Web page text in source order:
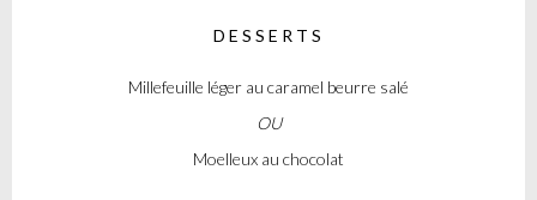
DESSERTS
Millefeuille léger au caramel beurre salé
OU
Moelleux au chocolat